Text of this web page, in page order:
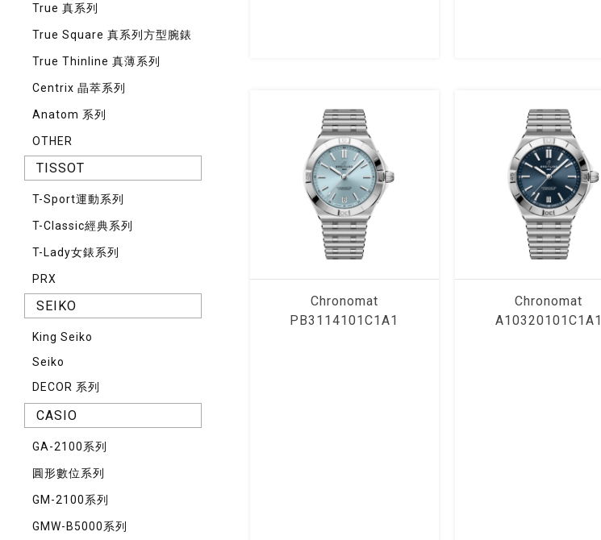
True 真系列
True Square 真系列方型腕錶
True Thinline 真薄系列
Centrix 晶萃系列
Anatom 系列
OTHER
TISSOT
T-Sport運動系列
T-Classic經典系列
T-Lady女錶系列
PRX
SEIKO
King Seiko
Seiko
DECOR 系列
CASIO
GA-2100系列
圓形數位系列
GM-2100系列
GMW-B5000系列
Chronomat
PB3114101C1A1
Chronomat
A10320101C1A1